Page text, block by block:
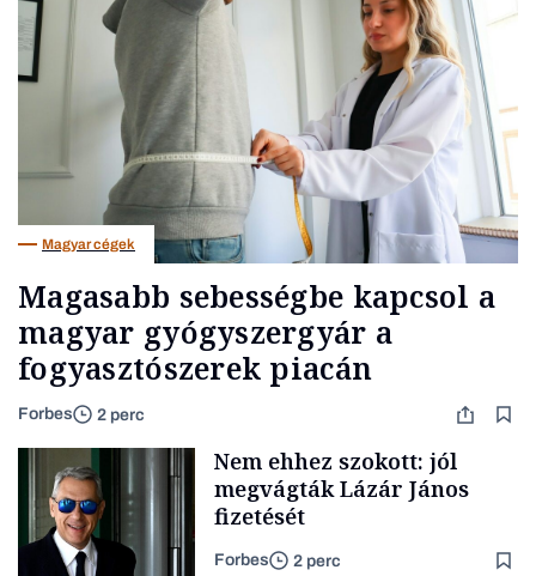
Magyar cégek
Magasabb sebességbe kapcsol a
magyar gyógyszergyár a
fogyasztószerek piacán
Forbes 2 perc
Nem ehhez szokott: jól
megvágták Lázár János
fizetését
Forbes 2 perc